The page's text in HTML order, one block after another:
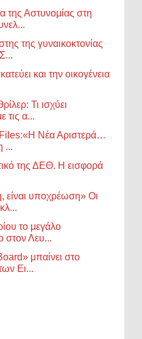
της Αστυνομίας στη
της γυναικοκτονίας
και την οικογένεια
Τι ισχύει
τις α...
Νέα Αριστερά…
...
της ΔΕΘ. Η εισφορά
είναι υποχρέωση» Οι
το μεγάλο
στον Λευ...
μπαίνει στο
Ει...